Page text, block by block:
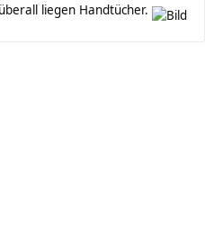
liegen Handtücher.